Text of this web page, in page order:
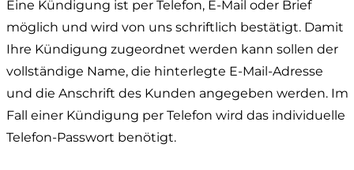
Eine Kündigung ist per Telefon, E-Mail oder Brief
möglich und wird von uns schriftlich bestätigt. Damit
Ihre Kündigung zugeordnet werden kann sollen der
vollständige Name, die hinterlegte E-Mail-Adresse
und die Anschrift des Kunden angegeben werden. Im
Fall einer Kündigung per Telefon wird das individuelle
Telefon-Passwort benötigt.